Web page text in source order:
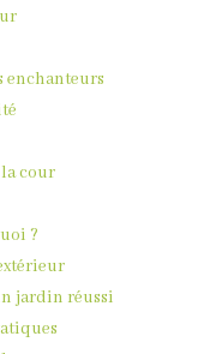
enchanteurs
cour
?
jardin réussi